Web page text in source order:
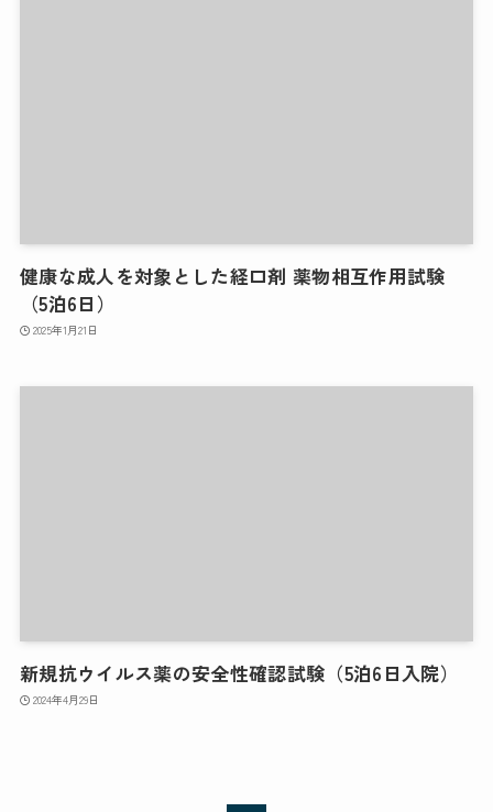
健康な成人を対象とした経口剤 薬物相互作用試験
（5泊6日）
2025年1月21日
新規抗ウイルス薬の安全性確認試験（5泊6日入院）
2024年4月29日